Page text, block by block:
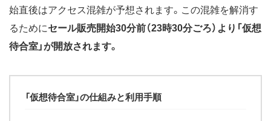
（水）23時59分
日
8月6日（火）0時〜8月7日
2024年10月1日〜26日
6月4日（火）0時〜6月5日
（水）23時59分
始直後はアクセス混雑が予想されます。この混雑を解消す
るためにセール販売開始30分前（23時30分ごろ）より「仮想
待合室」が開放されます。
「仮想待合室」の仕組みと利用手順